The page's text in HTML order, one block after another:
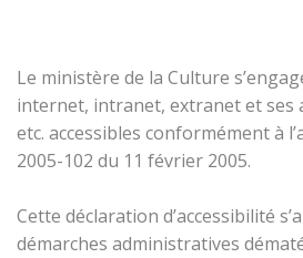
Le ministère de la Culture
internet, intranet, extranet et ses
etc. accessibles conformément à
2005-102 du 11 février 2005.
Cette déclaration d’accessibilité
démarches administratives